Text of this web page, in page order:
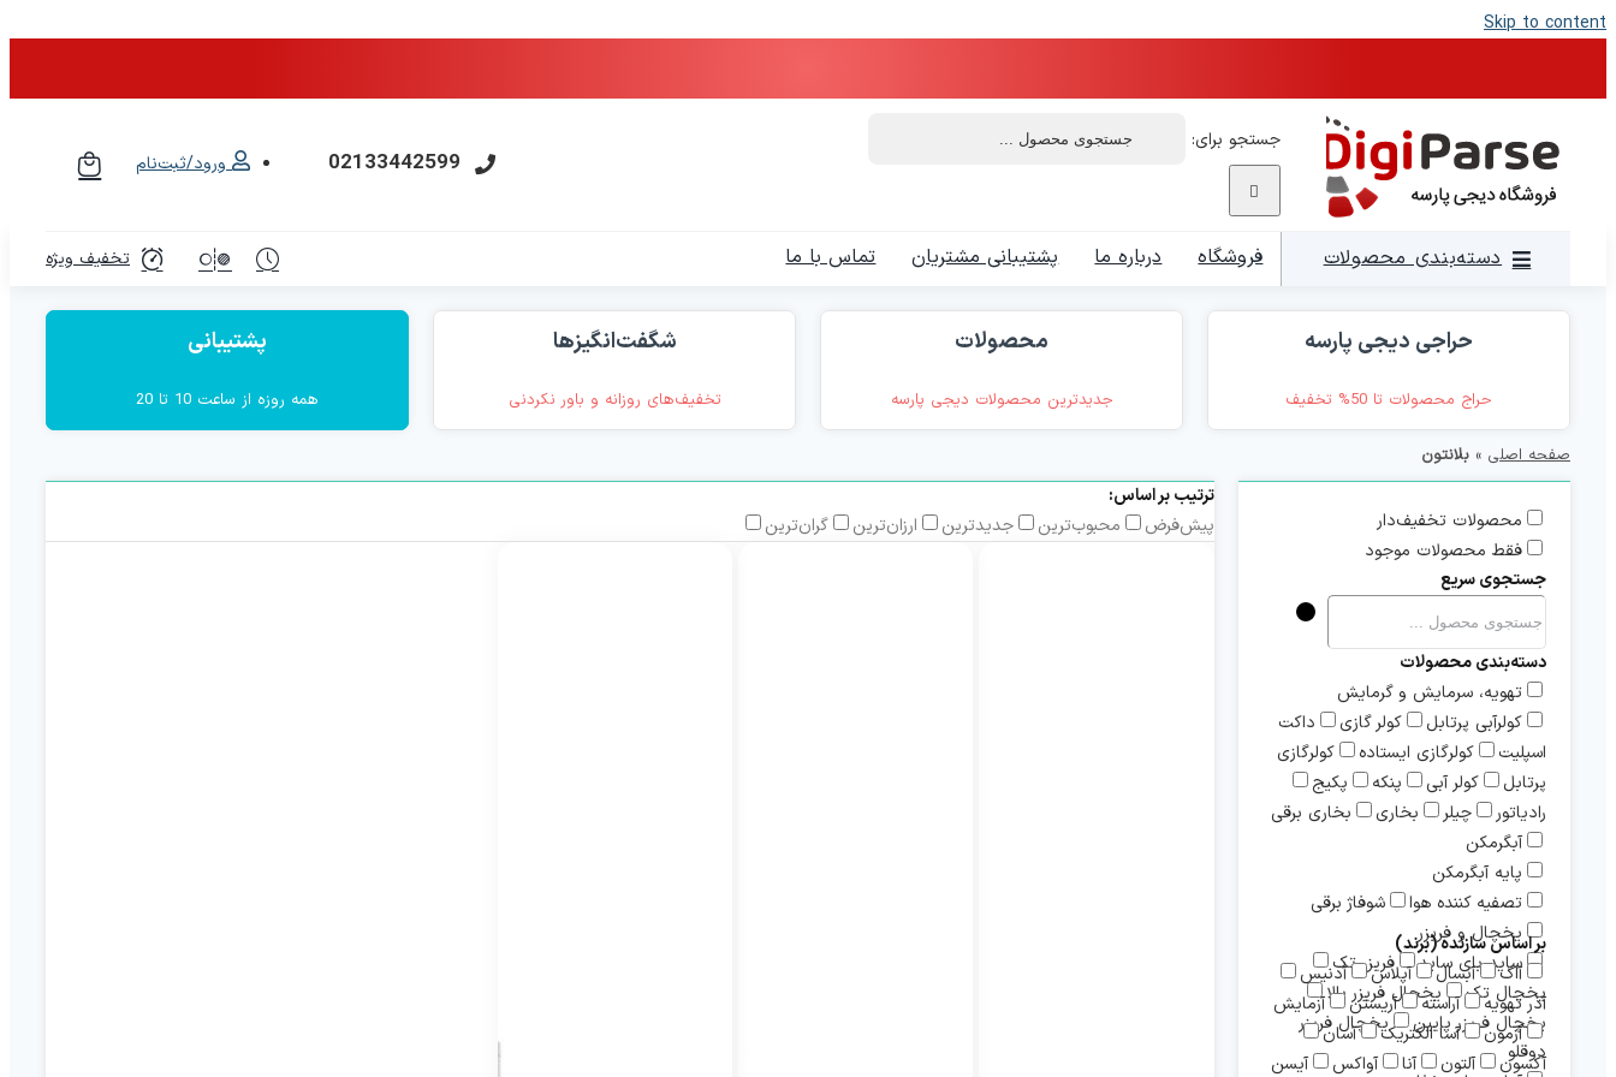
Skip to content
جستجو برای:
02133442599 ورود/ثبت‌نام
دسته‌بندی محصولات فروشگاه درباره ما پشتیبانی مشتریان تماس با ما تخفیف ویژه
حراجی دیجی پارسه
حراج محصولات تا 50% تخفیف
محصولات
جدیدترین محصولات دیجی پارسه
شگفت‌انگیزها
تخفیف‌های روزانه و باور نکردنی
پشتیبانی
همه روزه از ساعت 10 تا 20
صفحه اصلی » بلانتون
محصولات تخفیف‌دار
فقط محصولات موجود
جستجوی سریع
دسته‌بندی محصولات
تهویه، سرمایش و گرمایش
کولرآبی پرتابل
کولر گازی
داکت
اسپلیت
کولرگازی ایستاده
کولرگازی
پرتابل
کولر آبی پنکه
پکیج
رادیاتور
چیلر بخاری
بخاری برقی
آبگرمکن
پایه آبگرمکن
تصفیه کننده هوا
شوفاژ برقی
یخچال و فریزر
ساید بای ساید
فریزر تک
یخچال تک
یخچال فریزر بالا
یخچال فریزر پایین
یخچال فریزر
دوقلو
بر اساس سازنده (برند)
آاگ
آبسال آپلاس
آدنیس
آذر تهویه
آراسته آریستن
آزمایش
آزمون
آسا الکتریک
آسان
آکسون
آلتون آنا آواکس
آیسن
ترتیب بر اساس:
پیش‌فرض
محبوب‌ترین جدیدترین ارزان‌ترین گران‌ترین